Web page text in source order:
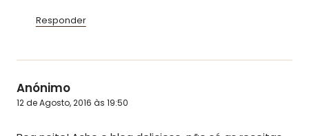
Responder
Anónimo
12 de Agosto, 2016 às 19:50